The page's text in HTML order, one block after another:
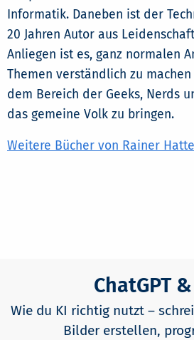
Informatik. Daneben ist der
20 Jahren Autor aus
Anliegen ist es, ganz normalen
Themen verständlich zu machen
dem Bereich der Geeks, Nerds
das gemeine Volk zu bringen.
Weitere Bücher von Rainer
ChatGPT
Wie du KI richtig nutzt –
Bilder erstellen,